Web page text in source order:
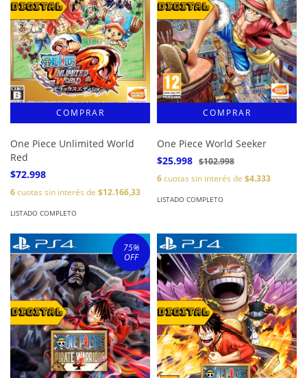
One Piece Unlimited World
Red
$72.998
6cuotas sin interés de $12.166,33
LISTADO COMPLETO
One Piece World Seeker
$25.998 $102.998
6cuotas sin interés de $4.333
LISTADO COMPLETO
75%
OFF